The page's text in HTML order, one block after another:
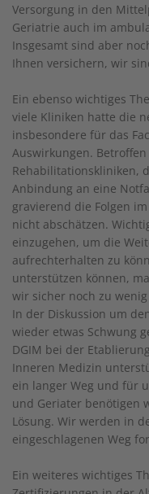
Versorgung in den
Geriatrie auch im
Insgesamt sind aber
Ihnen versichern, wir
Ein ebenso wichtiges
viele Kliniken hatte die
insbesondere für das
Auswirkungen.
Rehabilitationskliniken,
Anbindung an eine
gravierend die Folgen
nicht abschätzen.
einzugehen, um die
aufrechterhalten zu
unterstützen können,
wir sicher noch zu
In der Diskussion um
wieder etwas Schwung
DGIM bei der
Inneren Medizin
ein langer Weg und für
und Geriater benötigen
Lösung. Wir werden in
eingeschlagenen Weg
Ein weiteres wichtiges